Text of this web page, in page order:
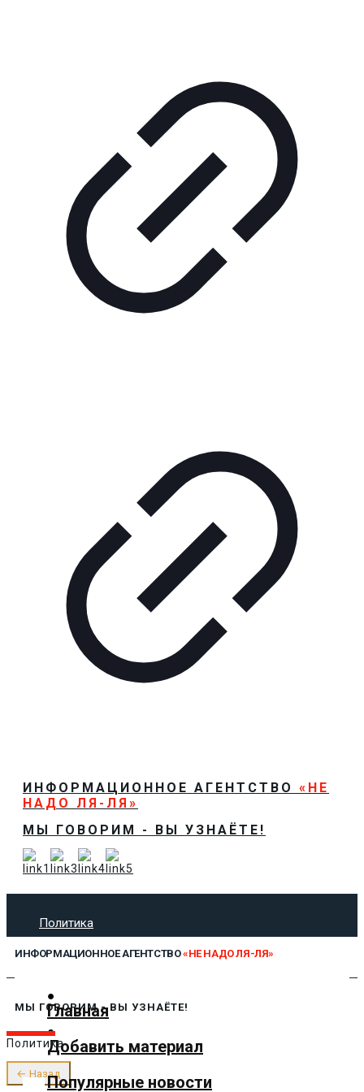
ИНФОРМАЦИОННОЕ АГЕНТСТВО «НЕ
НАДО ЛЯ-ЛЯ»
МЫ ГОВОРИМ - ВЫ УЗНАЁТЕ!
Политика
Технологии
Предложить новость
О нас
ИНФОРМАЦИОННОЕ АГЕНТСТВО«НЕ НАДО ЛЯ-ЛЯ»
Главная
Добавить материал
Популярные новости
МЫ ГОВОРИМ - ВЫ УЗНАЁТЕ!
Политика
← Назад